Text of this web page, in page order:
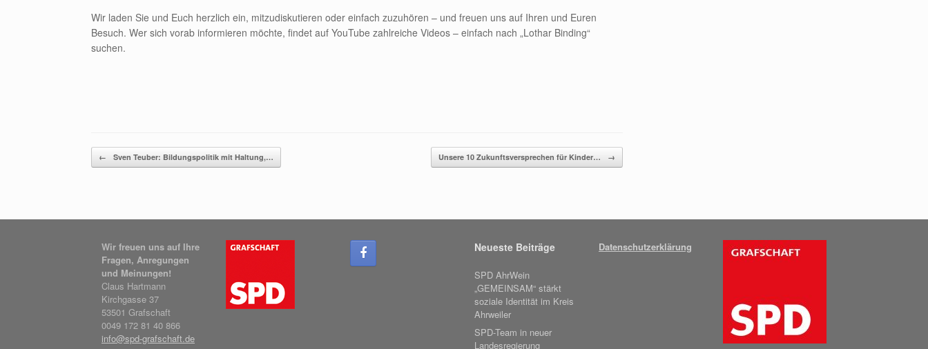
Wir laden Sie und Euch herzlich ein, mitzudiskutieren oder einfach zuzuhören – und freuen uns auf Ihren und Euren
Besuch. Wer sich vorab informieren möchte, findet auf YouTube zahlreiche Videos – einfach nach „Lothar Binding“
suchen.
Beitragsnavigation
← Sven Teuber: Bildungspolitik mit Haltung,… Unsere 10 Zukunftsversprechen für Kinder… →
Wir freuen uns auf Ihre
Fragen, Anregungen
und Meinungen!
Claus Hartmann
Kirchgasse 37
53501 Grafschaft
0049 172 81 40 866
info@spd-grafschaft.de
Neueste Beiträge
SPD AhrWein
„GEMEINSAM“ stärkt
soziale Identität im Kreis
Ahrweiler
SPD-Team in neuer
Landesregierung
Datenschutzerklärung